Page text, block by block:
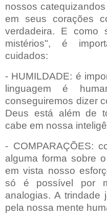
nossos
em seus corações
verdadeira. E como
mistérios", é
cuidados:
- HUMILDADE: é
linguagem é
conseguiremos dizer
Deus está além de
cabe em nossa
- COMPARAÇÕES:
alguma forma sobre
em vista nosso
só é possível por
analogias. A trindade
pela nossa mente